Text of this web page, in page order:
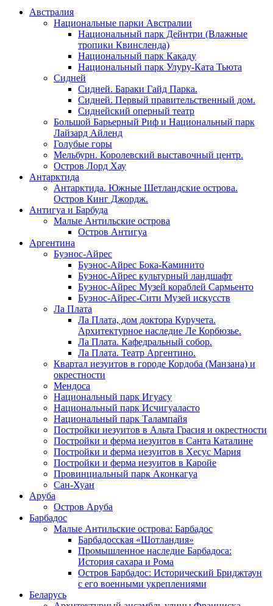
Австралия
Национальные парки Австралии
Национальный парк Дейнтри (Влажные
тропики Квинсленда)
Национальный парк Какаду
Национальный парк Улуру-Ката Тьюта
Сидней
Сидней. Бараки Гайд Парка.
Сидней. Первый правительственный дом.
Сиднейский оперный театр
Большой Барьерный Риф и Национальный парк
Лайзард Айленд
Голубые горы
Мельбурн. Королевский выставочный центр.
Остров Лорд Хау
Антарктида
Антарктида. Южные Шетландские острова.
Остров Кинг Джордж.
Антигуа и Барбуда
Малые Антильские острова
Остров Антигуа
Аргентина
Буэнос-Айрес
Буэнос-Айрес Бока-Каминито
Буэнос-Айрес культурный ландшафт
Буэнос-Айрес Музей кораблей Сармьенто
Буэнос-Айрес-Сити Музей искусств
Ла Плата
Ла Плата, дом доктора Куручета.
Архитектурное наследие Ле Корбюзье.
Ла Плата. Кафедральный собор.
Ла Плата. Театр Аргентино.
Квартал иезуитов в городе Кордоба (Манзана) и
окрестности
Мендоса
Национальный парк Игуасу
Национальный парк Исчигуаласто
Национальный парк Талампайя
Постройки иезуитов в Альта Грасия и окрестности
Постройки и ферма иезуитов в Санта Каталине
Постройки и ферма иезуитов в Хесус Мария
Постройки и ферма иезуитов в Каройе
Провинциальный парк Аконкагуа
Сан-Хуан
Аруба
Остров Аруба
Барбадос
Малые Антильские острова: Барбадос
Барбадосская «Шотландия»
Промышленное наследие Барбадоса:
История сахара и Рома
Остров Барбадос: Исторический Бриджтаун
с его военными укреплениями
Беларусь